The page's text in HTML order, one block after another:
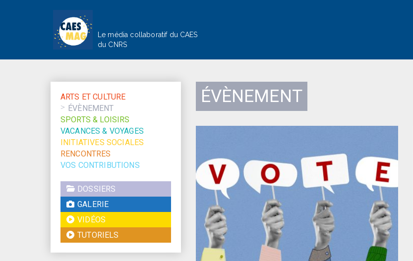
Le média collaboratif du CAES
du CNRS
ÉVÈNEMENT
ARTS ET CULTURE
ÉVÈNEMENT
SPORTS & LOISIRS
VACANCES & VOYAGES
INITIATIVES SOCIALES
RENCONTRES
VOS CONTRIBUTIONS
DOSSIERS
GALERIE
VIDÉOS
TUTORIELS